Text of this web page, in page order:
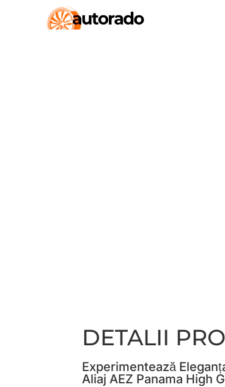
DETALII
Experimentează
Aliaj AEZ Panama High